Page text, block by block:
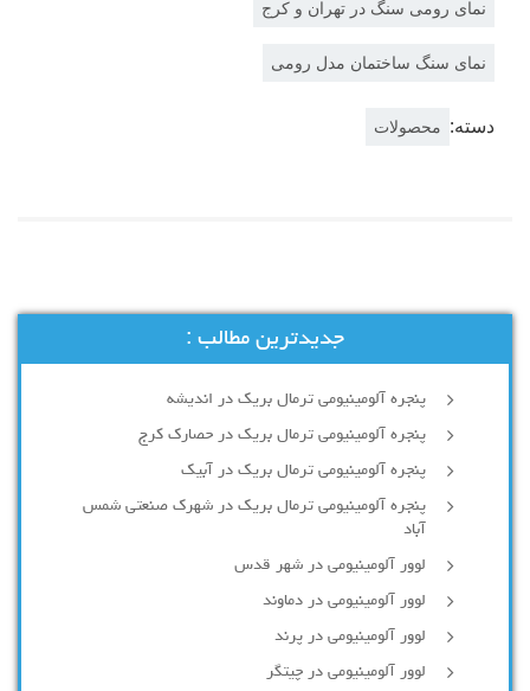
نمای رومی سنگ در تهران و کرج
نمای سنگ ساختمان مدل رومی
دسته: محصولات
جدیدترین مطالب :
پنجره آلومینیومی ترمال بریک در اندیشه
پنجره آلومینیومی ترمال بریک در حصارک کرج
پنجره آلومینیومی ترمال بریک در آبیک
پنجره آلومینیومی ترمال بریک در شهرک صنعتی شمس
آباد
لوور آلومینیومی در شهر قدس
لوور آلومینیومی در دماوند
لوور آلومینیومی در پرند
لوور آلومینیومی در چیتگر